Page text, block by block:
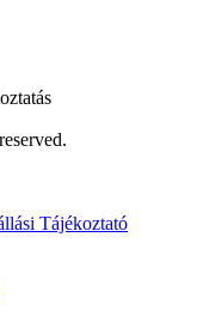
Tájékoztató